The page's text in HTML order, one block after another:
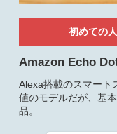
初めての
Amazon Echo
Alexa搭載のスマート
値のモデルだが、基
品。